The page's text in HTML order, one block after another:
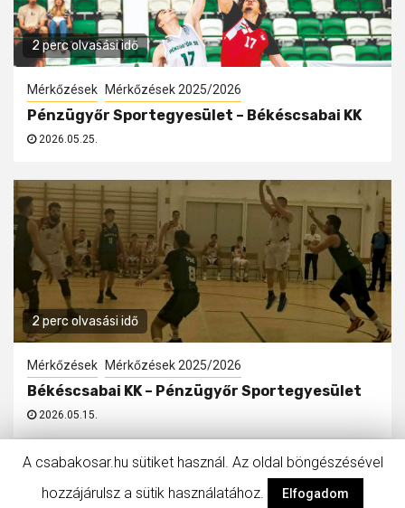
2 perc olvasási idő
Mérkőzések Mérkőzések 2025/2026
Pénzügyőr Sportegyesület – Békéscsabai KK
2026.05.25.
2 perc olvasási idő
Mérkőzések Mérkőzések 2025/2026
Békéscsabai KK – Pénzügyőr Sportegyesület
2026.05.15.
Facebook
Instagram
A csabakosar.hu sütiket használ. Az oldal böngészésével
hozzájárulsz a sütik használatához.
Elfogadom